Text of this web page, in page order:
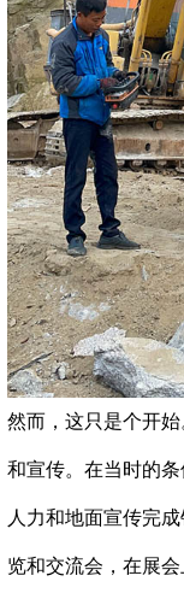
然而，这只是个开
和宣传。在当时的
人力和地面宣传完
览和交流会，在展